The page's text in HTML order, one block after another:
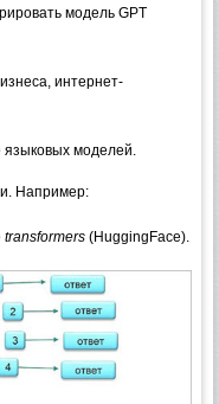
модель GPT
интернет-
языковых моделей.
Например:
transformers (HuggingFace).